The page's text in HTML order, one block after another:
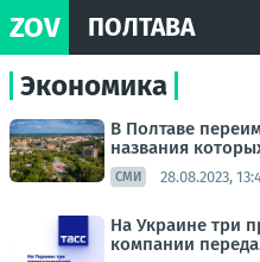
ZOV ПОЛТАВА
Экономика
В Полтаве
названия
СМИ 28.08.2023,
На Украине три
компании